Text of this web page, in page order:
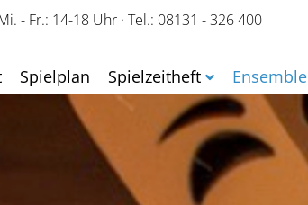
- Fr.: 14-18 Uhr · Tel.: 08131 - 326 400
Spielplan Spielzeitheft Ensemble